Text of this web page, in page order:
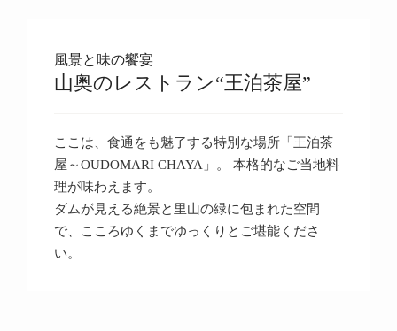
風景と味の饗宴
山奥のレストラン“王泊茶屋”
ここは、食通をも魅了する特別な場所「王泊茶
屋～OUDOMARI CHAYA」。 本格的なご当地料
理が味わえます。
ダムが見える絶景と里山の緑に包まれた空間
で、こころゆくまでゆっくりとご堪能くださ
い。